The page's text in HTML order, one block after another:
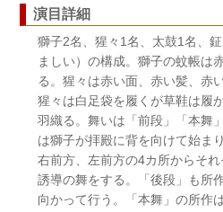
演目詳細
獅子2名、猩々1名、太鼓1名、
ましい）の構成。獅子の蚊帳は
る。猩々は赤い面、赤い髪、赤
猩々は白足袋を履くが草鞋は履
羽織る。舞いは「前段」「本舞
は獅子が拝殿に背を向けて始ま
右前方、左前方の4カ所からそ
誘導の舞をする。「後段」も所
向かって行う。「本舞」の所作